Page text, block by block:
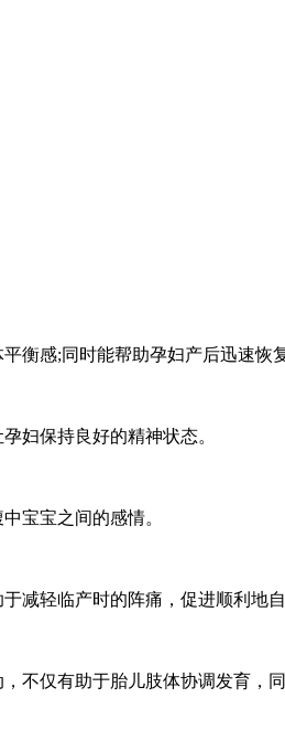
衡感;同时能帮助孕妇产后迅速恢
妇保持良好的精神状态。
宝宝之间的感情。
减轻临产时的阵痛，促进顺利地自
不仅有助于胎儿肢体协调发育，